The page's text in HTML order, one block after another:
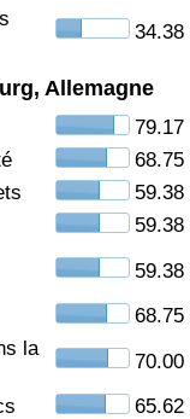
34.38
Allemagne
79.17
68.75
59.38
59.38
59.38
68.75
la
70.00
65.62